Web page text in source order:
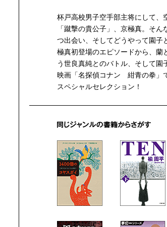
杯戸高校男子空手部主将にして、
「蹴撃の貴公子」、京極真。そ
つ出会い、そしてどうやって園
極真初登場のエピソードから、蘭
う世良真純とのバトル、そして園
映画「名探偵コナン 紺青の拳」
スペシャルセレクション！